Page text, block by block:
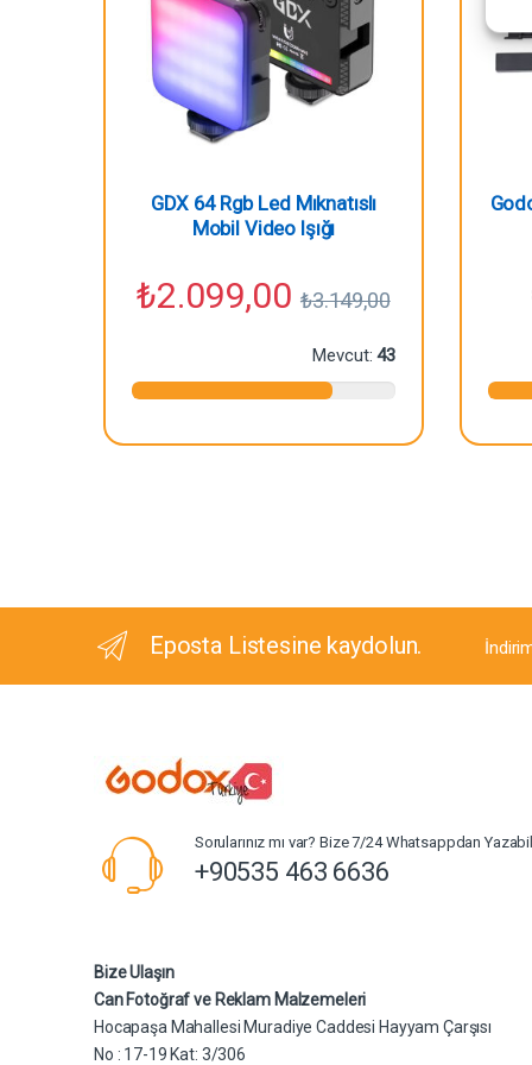
GDX 64 Rgb Led Mıknatıslı
Mobil Video Işığı
₺2.099,00 ₺3.149,00
Mevcut:43
Eposta Listesine kaydolun.
Sorularınız mı var? Bize 7/24 Whatsappdan
+90535 463 6636
Bize Ulaşın
Can Fotoğraf ve Reklam Malzemeleri
Hocapaşa Mahallesi Muradiye Caddesi Hayyam Çarşısı
No : 17-19 Kat: 3/306